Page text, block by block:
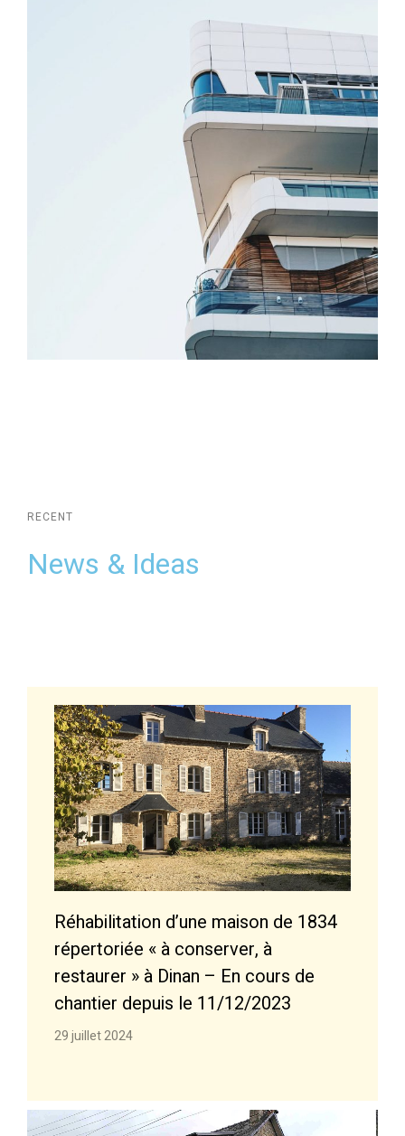
RECENT
News & Ideas
Réhabilitation d’une maison de 1834
répertoriée « à conserver, à
restaurer » à Dinan – En cours de
chantier depuis le 11/12/2023
29 juillet 2024